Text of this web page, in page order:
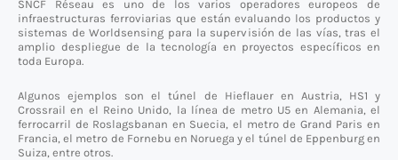
SNCF Réseau es uno de los varios operadores europeos de
infraestructuras ferroviarias que están evaluando los productos y
sistemas de Worldsensing para la supervisión de las vías, tras el
amplio despliegue de la tecnología en proyectos específicos en
toda Europa.
Algunos ejemplos son el túnel de Hieflauer en Austria, HS1 y
Crossrail en el Reino Unido, la línea de metro U5 en Alemania, el
ferrocarril de Roslagsbanan en Suecia, el metro de Grand Paris en
Francia, el metro de Fornebu en Noruega y el túnel de Eppenburg en
Suiza, entre otros.